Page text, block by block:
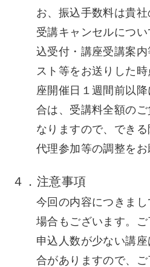
お、振込手数料は貴社
受講キャンセルにつ
込受付・講座受講案
スト等をお送りした
座開催日１週間前以
合は、受講料全額の
なりますので、できる
代理参加等の調整をお
４．注意事項
今回の内容につきま
場合もございます。ご
申込人数が少ない講
合がありますので、ご